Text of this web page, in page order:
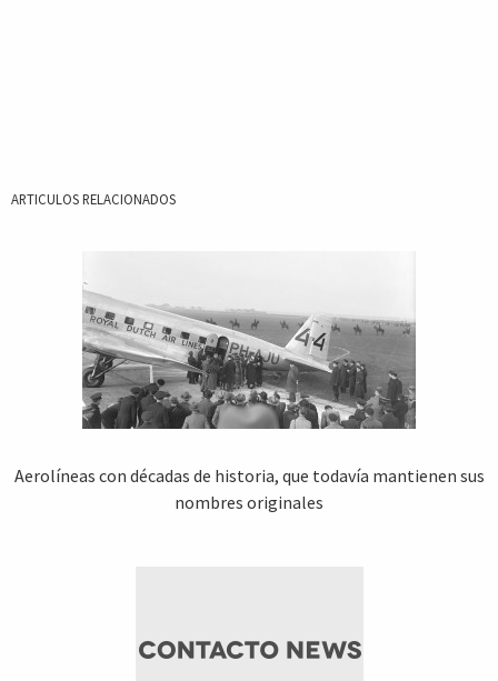
ARTICULOS RELACIONADOS
Aerolíneas con décadas de historia, que todavía mantienen sus
nombres originales